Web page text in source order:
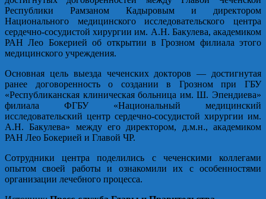
Республики Рамзаном Кадыровым и директором
Национального медицинского исследовательского центра
сердечно-сосудистой хирургии им. А.Н. Бакулева, академиком
РАН Лео Бокерией об открытии в Грозном филиала этого
медицинского учреждения.
Основная цель выезда чеченских докторов — достигнутая
ранее договоренность о создании в Грозном при ГБУ
«Республиканская клиническая больница им. Ш. Эпендиева»
филиала ФГБУ «Национальный медицинский
исследовательский центр сердечно-сосудистой хирургии им.
А.Н. Бакулева» между его директором, д.м.н., академиком
РАН Лео Бокерией и Главой ЧР.
Сотрудники центра поделились с чеченскими коллегами
опытом своей работы и ознакомили их с особенностями
организации лечебного процесса.